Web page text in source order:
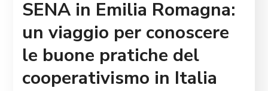
SENA in Emilia Romagna:
un viaggio per conoscere
le buone pratiche del
cooperativismo in Italia